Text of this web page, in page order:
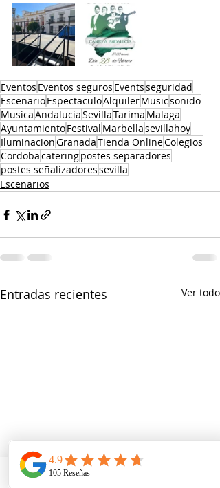
Eventos Eventos seguros Eventsseguridad
EscenarioEspectaculoAlquilerMusicsonido
MusicaAndaluciaSevillaTarima Malaga
AyuntamientoFestival Marbellasevillahoy
IluminacionGranadaTienda OnlineColegios
Cordobacateringpostes separadores
postes señalizadoressevilla
Escenarios
Entradas recientes Ver todo